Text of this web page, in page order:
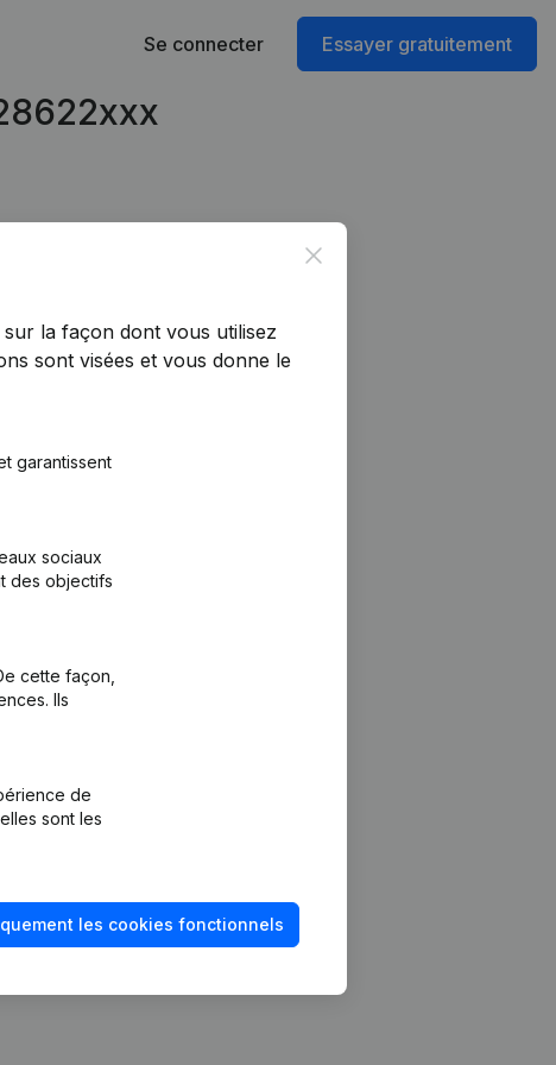
Se connecter Essayer gratuitement
Close
la façon dont vous utilisez
sont visées et vous donne le
garantissent
sociaux
des objectifs
cette façon,
Ils
de
sont les
les cookies fonctionnels
annuels
solvabilité